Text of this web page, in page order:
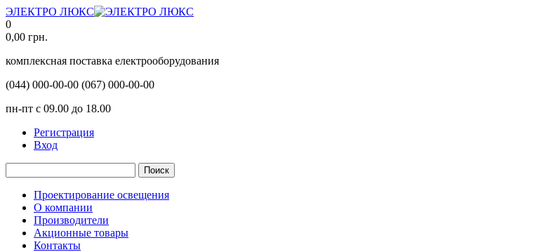
ЭЛЕКТРО ЛЮКС
0
0,00 грн.
комплексная поставка електрооборудования
(044) 000-00-00 (067) 000-00-00
пн-пт с 09.00 до 18.00
Регистрация
Вход
Поиск
Проектирование освещения
О компании
Производители
Акционные товары
Контакты